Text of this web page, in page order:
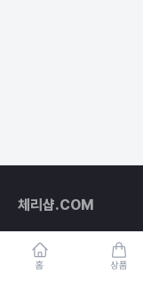
홈 상품
체리샵.COM